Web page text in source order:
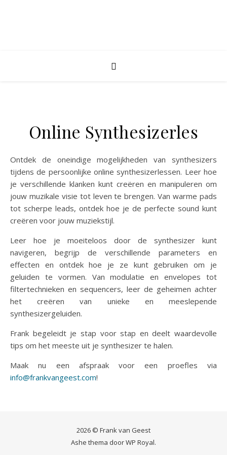
Online Synthesizerles
Ontdek de oneindige mogelijkheden van synthesizers
tijdens de persoonlijke online synthesizerlessen. Leer hoe
je verschillende klanken kunt creëren en manipuleren om
jouw muzikale visie tot leven te brengen. Van warme pads
tot scherpe leads, ontdek hoe je de perfecte sound kunt
creëren voor jouw muziekstijl.
Leer hoe je moeiteloos door de synthesizer kunt
navigeren, begrijp de verschillende parameters en
effecten en ontdek hoe je ze kunt gebruiken om je
geluiden te vormen. Van modulatie en envelopes tot
filtertechnieken en sequencers, leer de geheimen achter
het creëren van unieke en meeslepende
synthesizergeluiden.
Frank begeleidt je stap voor stap en deelt waardevolle
tips om het meeste uit je synthesizer te halen.
Maak nu een afspraak voor een proefles via
info@frankvangeest.com!
2026 © Frank van Geest
Ashe thema doorWP Royal.